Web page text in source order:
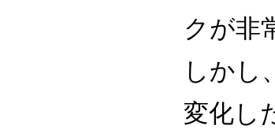
クが非
しかし
変化し